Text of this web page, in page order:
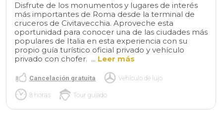
Disfrute de los monumentos y lugares de interés
más importantes de Roma desde la terminal de
cruceros de Civitavecchia. Aproveche esta
oportunidad para conocer una de las ciudades más
populares de Italia en esta experiencia con su
propio guía turístico oficial privado y vehículo
privado con chofer. ... Leer más
Cancelación gratuita Vehículo de lujo
8 horas Tour guiado